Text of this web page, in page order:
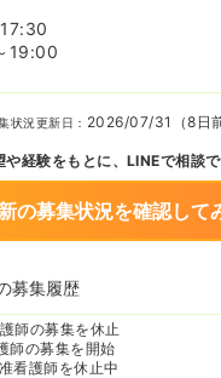
19:00
状況更新日： 2026/07/31（8日前
や経験をもとに、LINEで相談
の募集状況を確認して
募集履歴
師の募集を休止
師の募集を開始
看護師を休止中